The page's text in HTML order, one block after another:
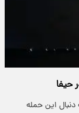
حیفا
این حمله